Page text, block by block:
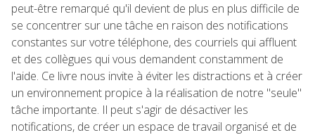
peut-être remarqué qu'il devient de plus en plus difficile de
se concentrer sur une tâche en raison des notifications
constantes sur votre téléphone, des courriels qui affluent
et des collègues qui vous demandent constamment de
l'aide. Ce livre nous invite à éviter les distractions et à créer
un environnement propice à la réalisation de notre "seule"
tâche importante. Il peut s'agir de désactiver les
notifications, de créer un espace de travail organisé et de